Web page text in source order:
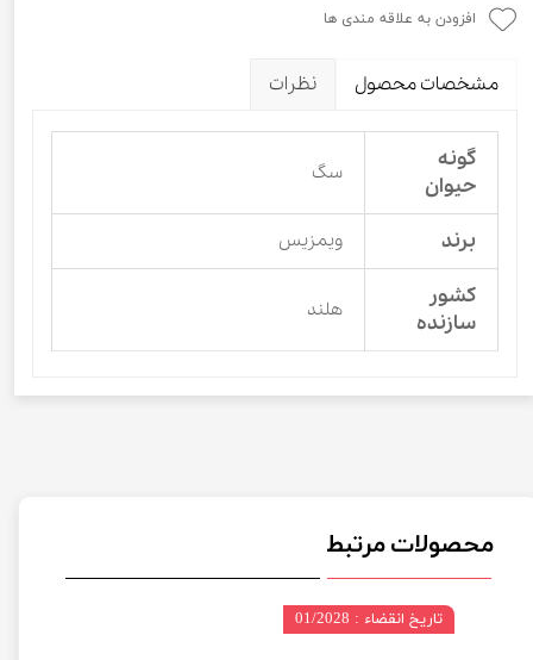
افزودن به علاقه مندی ها
مشخصات محصول نظرات
گونه
حیوان
سگ
برند ویمزیس
کشور
سازنده
هلند
محصولات مرتبط
تاریخ انقضاء : 01/2028